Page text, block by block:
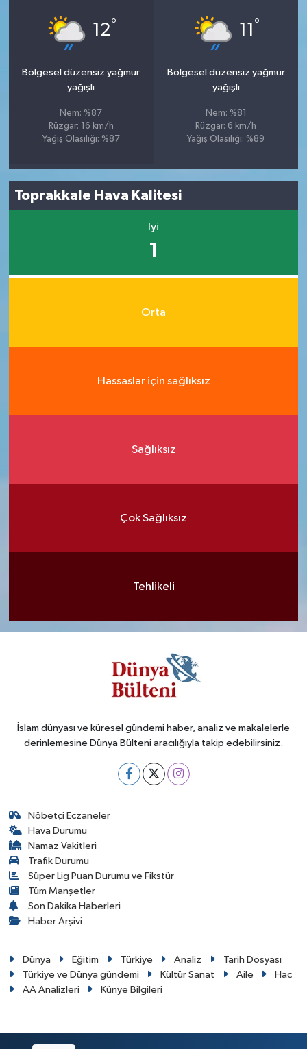
12°
Bölgesel düzensiz yağmur
yağışlı
Nem: %87
Rüzgar: 16 km/h
Yağış Olasılığı: %87
11 °
Bölgesel düzensiz yağmur
yağışlı
Nem: %81
Rüzgar: 6 km/h
Yağış Olasılığı: %89
Toprakkale Hava Kalitesi
İyi
1
Orta
Hassaslar için sağlıksız
Sağlıksız
Çok Sağlıksız
Tehlikeli
İslam dünyası ve küresel gündemi haber, analiz ve makalelerle
derinlemesine Dünya Bülteni aracılığıyla takip edebilirsiniz.
Nöbetçi Eczaneler
Hava Durumu
Namaz Vakitleri
Trafik Durumu
Süper Lig Puan Durumu ve Fikstür
Tüm Manşetler
Son Dakika Haberleri
Haber Arşivi
Dünya Eğitim Türkiye Analiz
Tarih Dosyası
Türkiye ve Dünya gündemi
Kültür Sanat Aile
Hac
AA Analizleri
Künye Bilgileri